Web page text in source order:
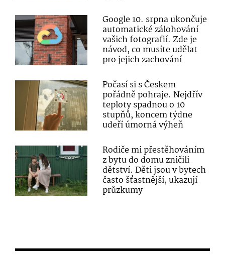
Google 10. srpna ukončuje
automatické zálohování
vašich fotografií. Zde je
návod, co musíte udělat
pro jejich zachování
Počasí si s Českem
pořádně pohraje. Nejdřív
teploty spadnou o 10
stupňů, koncem týdne
udeří úmorná výheň
Rodiče mi přestěhováním
z bytu do domu zničili
dětství. Děti jsou v bytech
často šťastnější, ukazují
průzkumy